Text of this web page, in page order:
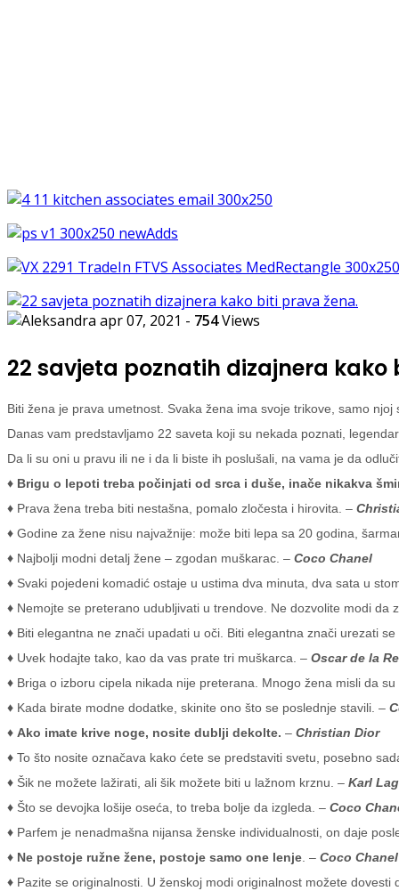
apr 07, 2021 - 754Views
22 savjeta poznatih dizajnera kako
Biti žena je prava umetnost. Svaka žena ima svoje trikove, samo
Danas vam predstavljamo 22 saveta koji su nekada poznati,
Da li su oni u pravu ili ne i da li biste ih poslušali, na vama je da
♦ Brigu o lepoti treba počinjati od srca i duše, inače nikakva
♦ Prava žena treba biti nestašna, pomalo zločesta i hirovita. –
♦ Godine za žene nisu najvažnije: može biti lepa sa 20 godina,
♦ Najbolji modni detalj žene – zgodan muškarac. – Coco Chanel
♦ Svaki pojedeni komadić ostaje u ustima dva minuta, dva sata u
♦ Nemojte se preterano udubljivati u trendove. Ne dozvolite modi
♦ Biti elegantna ne znači upadati u oči. Biti elegantna znači urezati
♦ Uvek hodajte tako, kao da vas prate tri muškarca. – Oscar de la
♦ Briga o izboru cipela nikada nije preterana. Mnogo žena misli da
♦ Kada birate modne dodatke, skinite ono što se poslednje stavili. –
♦ Ako imate krive noge, nosite dublji dekolte. – Christian Dior
♦ To što nosite označava kako ćete se predstaviti svetu, posebno
♦ Šik ne možete lažirati, ali šik možete biti u lažnom krznu. – Karl
♦ Što se devojka lošije oseća, to treba bolje da izgleda. – Coco
♦ Parfem je nenadmašna nijansa ženske individualnosti, on daje
♦ Ne postoje ružne žene, postoje samo one lenje . – Coco Chanel
♦ Pazite se originalnosti. U ženskoj modi originalnost možete dovesti